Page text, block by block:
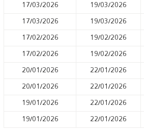
17/03/2026 19/03/2026
17/03/2026 19/03/2026
17/02/2026 19/02/2026
17/02/2026 19/02/2026
20/01/2026 22/01/2026
20/01/2026 22/01/2026
19/01/2026 22/01/2026
19/01/2026 22/01/2026